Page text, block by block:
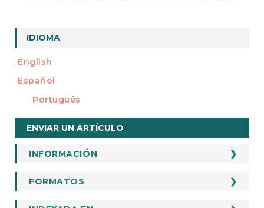
IDIOMA
English
Español
Português
Enviar
un
artículo
ENVIAR UN ARTÍCULO
INFORMACION
INFORMACIÓN
Para Autores
FORMATOS
FORMATOS
Formato De Evaluación De Artículos